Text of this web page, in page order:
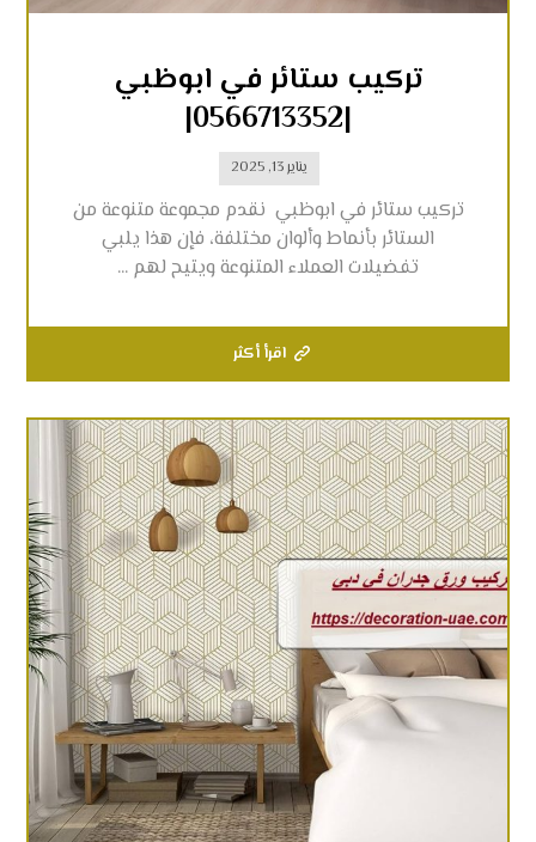
تركيب ستائر في ابوظبي
|0566713352|
يناير 13, 2025
تركيب ستائر في ابوظبي نقدم مجموعة متنوعة من
الستائر بأنماط وألوان مختلفة، فإن هذا يلبي
تفضيلات العملاء المتنوعة ويتيح لهم ...
اقرأ أكثر